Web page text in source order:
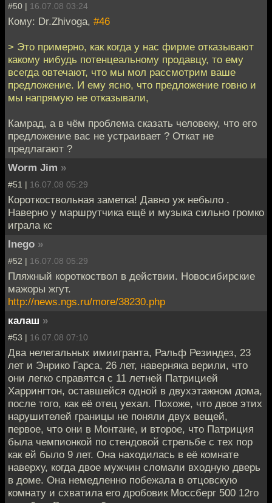
#50 | 16.07.08 03:24
Кому: Dr.Zhivoga, #46
> Это примерно, как когда у нас фирме отказывают
какому нибудь потенцеальному продавцу, то ему
всегда овтечают, что мы мол рассмотрим ваше
предложение. И ему ясно, что предложение говно и
мы напрямую не отказывали,
Камрад, а в чём проблема сказать человеку, что его
предложение вас не устраивает ? Откат не
предлагают ?
Worm Jim »
#51 | 16.07.08 05:29
Короткоствольная заметка! Давно уж небыло .
Наверно у маршрутчика ещё и музыка сильно громко
играла кс
Inego »
#52 | 16.07.08 05:29
Пляжный короткоствол в действии. Новосибирские
мажоры жгут.
http://news.ngs.ru/more/38230.php
калаш »
#53 | 16.07.08 07:10
Два нелегальных имиигранта, Ральф Резиндез, 23
лет и Энрико Гарса, 26 лет, наверняка верили, что
они легко справятся с 11 летней Патрицией
Харрингтон, оставшейся одной в двухэтажном дома,
после того, как её отец уехал. Похоже, что двое этих
нарушителей границы не поняли двух вещей,
первое, что они в Монтане, и второе, что Патриция
была чемпионкой по стендовой стрельбе с тех пор
как ей было 9 лет. Она находилась в её комнате
наверху, когда двое мужчин сломали входную дверь
в доме. Она немедленно побежала в отцовскую
комнату и схватила его дробовик Моссберг 500 12го